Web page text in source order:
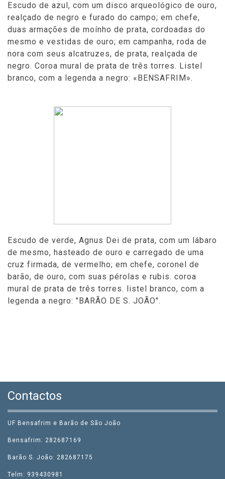
Escudo de azul, com um disco arqueológico de ouro,
realçado de negro e furado do campo; em chefe,
duas armações de moínho de prata, cordoadas do
mesmo e vestidas de ouro; em campanha, roda de
nora com seus alcatruzes, de prata, realçada de
negro. Coroa mural de prata de três torres. Listel
branco, com a legenda a negro: «BENSAFRIM».
Escudo de verde, Agnus Dei de prata, com um lábaro
de mesmo, hasteado de ouro e carregado de uma
cruz firmada, de vermelho; em chefe, coronel de
barão, de ouro, com suas pérolas e rubis. coroa
mural de prata de três torres. listel branco, com a
legenda a negro: "BARÃO DE S. JOÃO".
Contactos
UF Bensafrim e Barão de São João
Bensafrim: 282687169
Barão S. João: 282687175
Telm: 939430981